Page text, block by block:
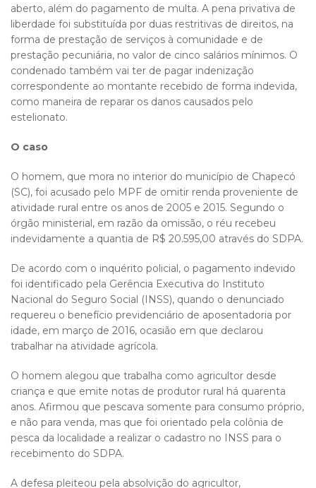
aberto, além do pagamento de multa. A pena privativa de
liberdade foi substituída por duas restritivas de direitos, na
forma de prestação de serviços à comunidade e de
prestação pecuniária, no valor de cinco salários mínimos. O
condenado também vai ter de pagar indenização
correspondente ao montante recebido de forma indevida,
como maneira de reparar os danos causados pelo
estelionato.
O caso
O homem, que mora no interior do município de Chapecó
(SC), foi acusado pelo MPF de omitir renda proveniente de
atividade rural entre os anos de 2005 e 2015. Segundo o
órgão ministerial, em razão da omissão, o réu recebeu
indevidamente a quantia de R$ 20.595,00 através do SDPA.
De acordo com o inquérito policial, o pagamento indevido
foi identificado pela Gerência Executiva do Instituto
Nacional do Seguro Social (INSS), quando o denunciado
requereu o benefício previdenciário de aposentadoria por
idade, em março de 2016, ocasião em que declarou
trabalhar na atividade agrícola.
O homem alegou que trabalha como agricultor desde
criança e que emite notas de produtor rural há quarenta
anos. Afirmou que pescava somente para consumo próprio,
e não para venda, mas que foi orientado pela colônia de
pesca da localidade a realizar o cadastro no INSS para o
recebimento do SDPA.
A defesa pleiteou pela absolvição do agricultor,